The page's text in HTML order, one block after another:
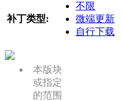
补丁类型:
不限
微端更新
自行下载
本版块
或指定
的范围